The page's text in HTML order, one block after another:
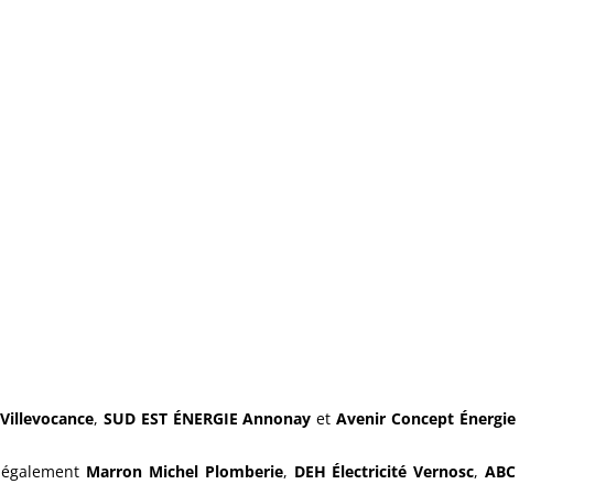
, SUD EST ÉNERGIE Annonay etAvenir Concept Énergie
Marron Michel Plomberie, DEH Électricité Vernosc,ABC